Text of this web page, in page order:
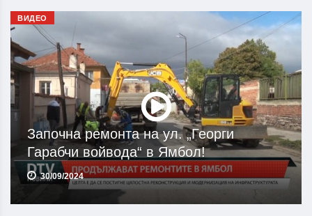
ВИДЕО
Започна ремонта на ул. „Георги
Гарабчи войвода“ в Ямбол!
30/09/2024